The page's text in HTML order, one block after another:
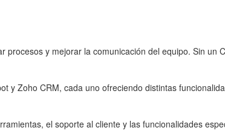
procesos y mejorar la comunicación del equipo. Sin
y Zoho CRM, cada uno ofreciendo distintas
el soporte al cliente y las funcionalidades